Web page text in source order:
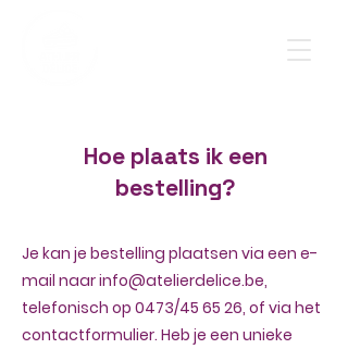
Hoe plaats ik een
bestelling?
Je kan je bestelling plaatsen via een e-
mail naarinfo@atelierdelice.be,
telefonisch op 0473/45 65 26, of via het
contactformulier. Heb je een unieke